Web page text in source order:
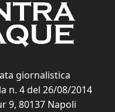
giornalistica
n. 4 del 26/08/2014
9, 80137 Napoli